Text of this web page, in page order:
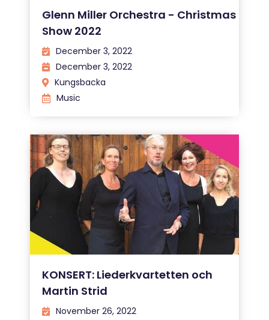
Glenn Miller Orchestra - Christmas
Show 2022
December 3, 2022
December 3, 2022
Kungsbacka
Music
KONSERT: Liederkvartetten och
Martin Strid
November 26, 2022